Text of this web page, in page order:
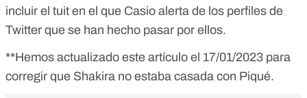
incluir el tuit en el que Casio alerta de los perfiles de
Twitter que se han hecho pasar por ellos.
**Hemos actualizado este artículo el 17/01/2023 para
corregir que Shakira no estaba casada con Piqué.